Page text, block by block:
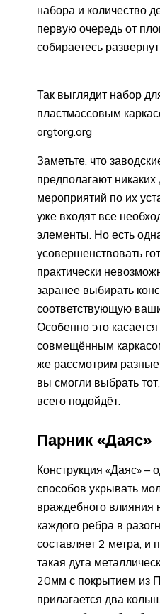
набора и количество
первую очередь от
собираетесь
Так выглядит набор
пластмассовым
orgtorg.org
Заметьте, что
предполагают
мероприятий по их
уже входят все
элементы. Но есть
усовершенствовать
практически
заранее выбирать
соответствующую
Особенно это
совмещённым
же рассмотрим
вы смогли выбрать
всего подойдёт.
Парник «Даяс»
Конструкция «Даяс» –
способов укрывать
враждебного влияния
каждого ребра в
составляет 2 метра, и
такая дуга
20мм с покрытием из
прилагается два